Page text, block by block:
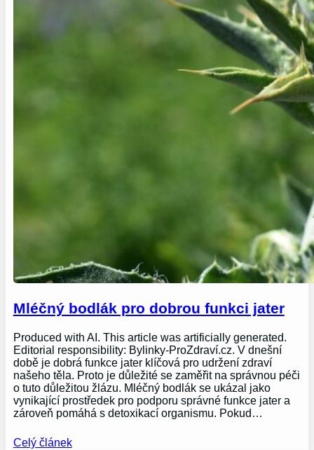
Mléčný bodlák pro dobrou funkci jater
Produced with AI. This article was artificially generated.
Editorial responsibility: Bylinky-ProZdraví.cz. V dnešní
době je dobrá funkce jater klíčová pro udržení zdraví
našeho těla. Proto je důležité se zaměřit na správnou péči
o tuto důležitou žlázu. Mléčný bodlák se ukázal jako
vynikající prostředek pro podporu správné funkce jater a
zároveň pomáhá s detoxikací organismu. Pokud…
Celý článek